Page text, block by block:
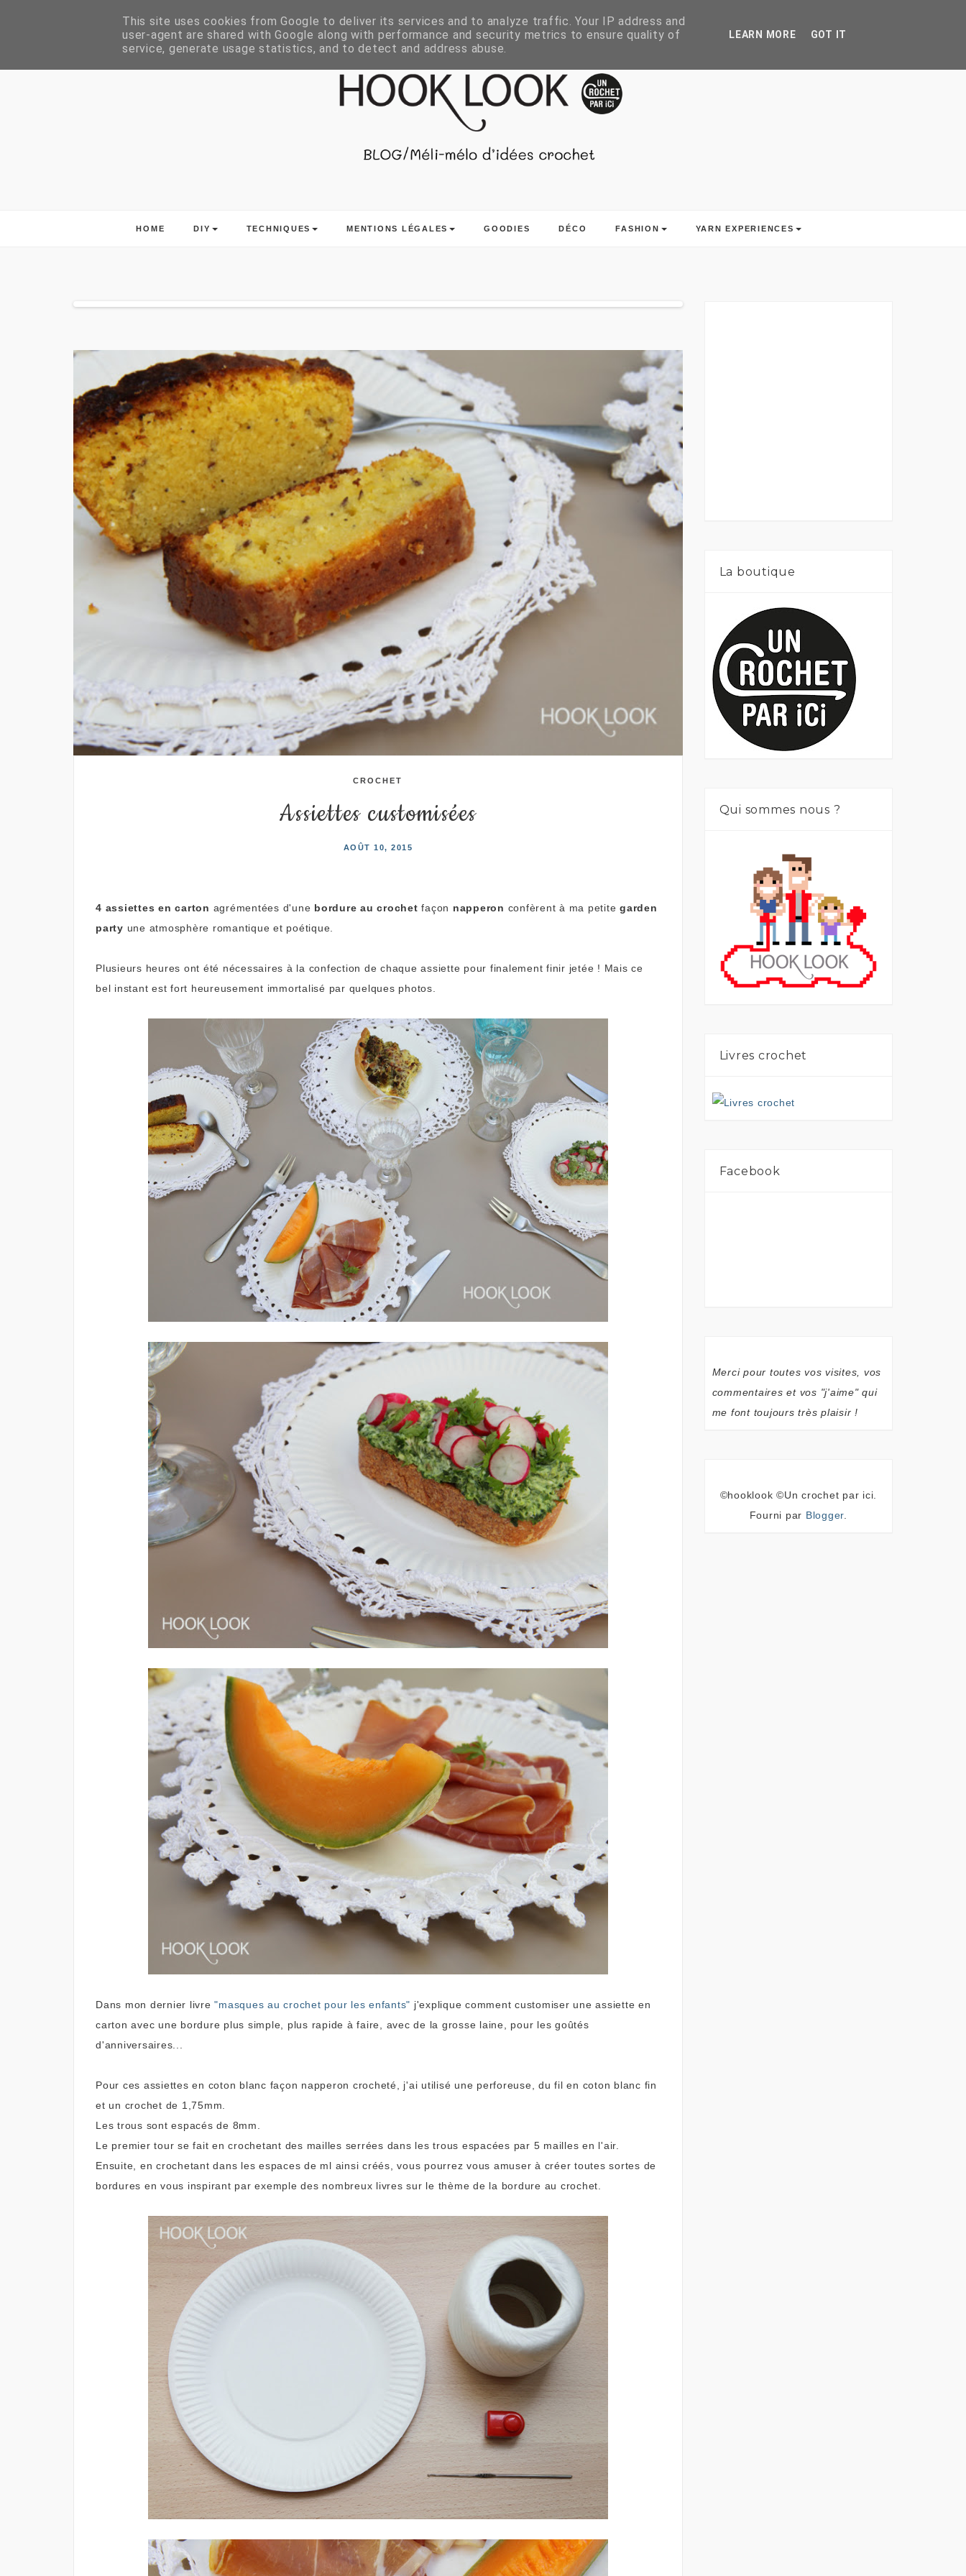
HOME DIY TECHNIQUES MENTIONS LÉGALES GOODIES DÉCO FASHION YARN EXPERIENCES
CROCHET
Assiettes customisées
AOÛT 10, 2015
4 assiettes en carton agrémentées d'une bordure au crochet façon napperon confèrent à ma petite garden
party une atmosphère romantique et poétique.
Plusieurs heures ont été nécessaires à la confection de chaque assiette pour finalement finir jetée ! Mais ce
bel instant est fort heureusement immortalisé par quelques photos.
Dans mon dernier livre"masques au crochet pour les enfants" j'explique comment customiser une assiette en
carton avec une bordure plus simple, plus rapide à faire, avec de la grosse laine, pour les goûtés
d'anniversaires...
Pour ces assiettes en coton blanc façon napperon crocheté, j'ai utilisé une perforeuse, du fil en coton blanc fin
et un crochet de 1,75mm.
Les trous sont espacés de 8mm.
Le premier tour se fait en crochetant des mailles serrées dans les trous espacées par 5 mailles en l'air.
Ensuite, en crochetant dans les espaces de ml ainsi créés, vous pourrez vous amuser à créer toutes sortes de
bordures en vous inspirant par exemple des nombreux livres sur le thème de la bordure au crochet.
La boutique
Qui sommes nous ?
Livres crochet
Facebook
Merci pour toutes vos visites, vos
commentaires et vos "j'aime" qui
me font toujours très plaisir !
©hooklook ©Un crochet par ici.
Fourni par Blogger
This site uses cookies from Google to deliver its services and to analyze traffic. Your IP address and
user-agent are shared with Google along with performance and security metrics to ensure quality of
service, generate usage statistics, and to detect and address abuse.
LEARN MORE GOT IT